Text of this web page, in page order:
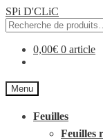
SPi D'CLiC
Recherche
pour :
0,00€ 0 article
Menu
Feuilles
Feuilles